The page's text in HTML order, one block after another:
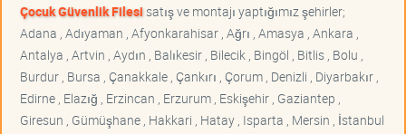
Çocuk Güvenlik Filesisatış ve montajı yaptığımız şehirler;
Adana , Adıyaman , Afyonkarahisar , Ağrı , Amasya , Ankara ,
Antalya , Artvin , Aydın , Balıkesir , Bilecik , Bingöl , Bitlis , Bolu ,
Burdur , Bursa , Çanakkale , Çankırı , Çorum , Denizli , Diyarbakır ,
Edirne , Elazığ , Erzincan , Erzurum , Eskişehir , Gaziantep ,
Giresun , Gümüşhane , Hakkari , Hatay , Isparta , Mersin , İstanbul